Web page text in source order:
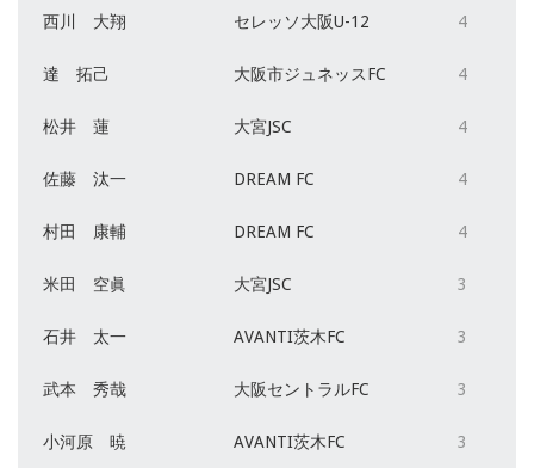
西川 大翔 セレッソ大阪U-12 4
達 拓己 大阪市ジュネッスFC 4
松井 蓮 大宮JSC 4
佐藤 汰一 DREAM FC 4
村田 康輔 DREAM FC 4
米田 空眞 大宮JSC 3
石井 太一 AVANTI茨木FC 3
武本 秀哉 大阪セントラルFC 3
小河原 暁 AVANTI茨木FC 3